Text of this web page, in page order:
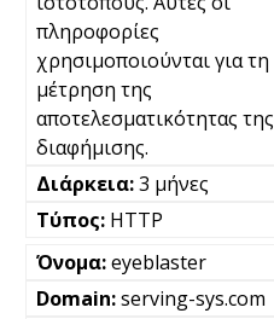
πληροφορίες
χρησιμοποιούνται για τη
μέτρηση της
αποτελεσματικότητας της
διαφήμισης.
3 μήνες
HTTP
eyeblaster
serving-sys.com